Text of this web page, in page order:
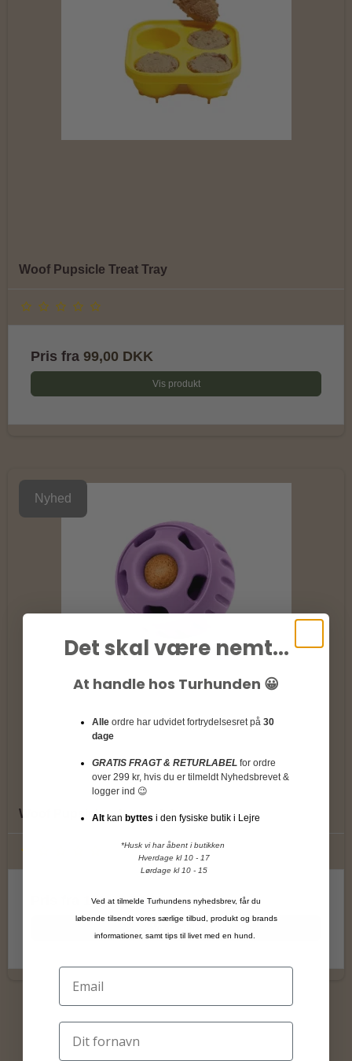
Woof Pupsicle Treat Tray
Pris fra 99,00 DKK
Vis produkt
Nyhed
Woof Pupsicle – Lavendel
199,00 DKK
Det skal være nemt...
At handle hos Turhunden 😀
Alle ordre har udvidet fortrydelsesret på 30
dage
GRATIS FRAGT & RETURLABEL for ordre
over 299 kr, hvis du er tilmeldt Nyhedsbrevet &
logger ind 😉
Alt kan byttes i den fysiske butik i Lejre
*Husk vi har åbent i butikken
Hverdage kl 10 - 17
Lørdage kl 10 - 15
Ved at tilmelde Turhundens nyhedsbrev, får du
løbende tilsendt vores særlige tilbud, produkt og brands
informationer, samt tips til livet med en hund.